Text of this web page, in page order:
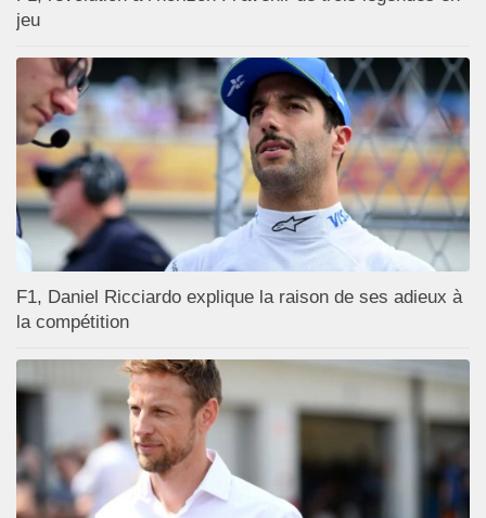
jeu
F1, Daniel Ricciardo explique la raison de ses adieux à
la compétition